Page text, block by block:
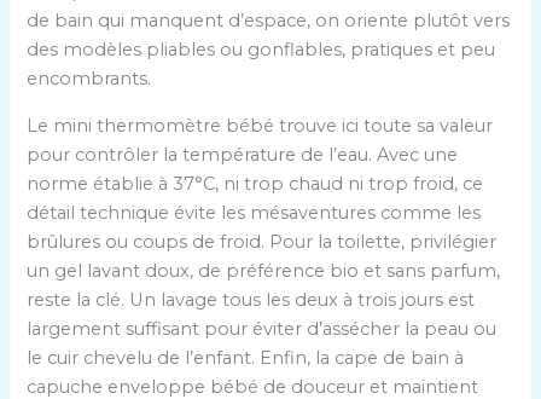
de bain qui manquent d’espace, on oriente plutôt vers
des modèles pliables ou gonflables, pratiques et peu
encombrants.
Le mini thermomètre bébé trouve ici toute sa valeur
pour contrôler la température de l’eau. Avec une
norme établie à 37°C, ni trop chaud ni trop froid, ce
détail technique évite les mésaventures comme les
brûlures ou coups de froid. Pour la toilette, privilégier
un gel lavant doux, de préférence bio et sans parfum,
reste la clé. Un lavage tous les deux à trois jours est
largement suffisant pour éviter d’assécher la peau ou
le cuir chevelu de l’enfant. Enfin, la cape de bain à
capuche enveloppe bébé de douceur et maintient